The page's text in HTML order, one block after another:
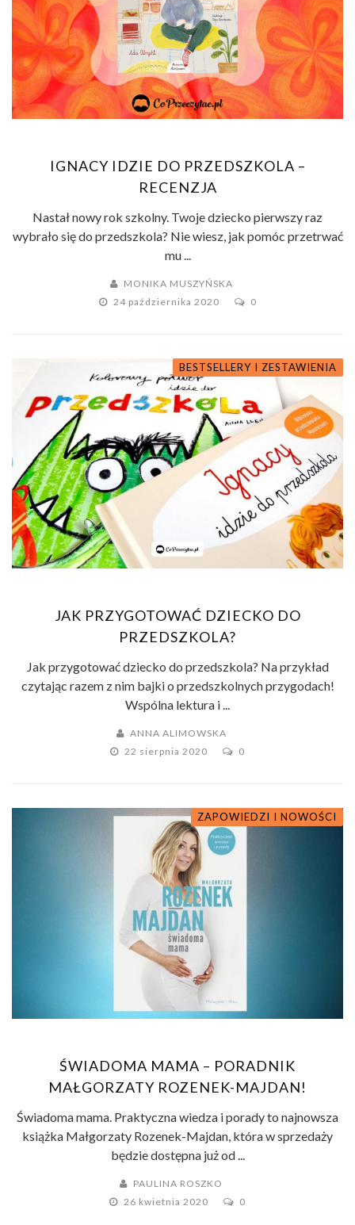
IGNACY IDZIE DO PRZEDSZKOLA –
RECENZJA
Nastał nowy rok szkolny. Twoje dziecko pierwszy raz
wybrało się do przedszkola? Nie wiesz, jak pomóc przetrwać
mu ...
MONIKA MUSZYŃSKA
24 października 2020
0
BESTSELLERY I ZESTAWIENIA
JAK PRZYGOTOWAĆ DZIECKO DO
PRZEDSZKOLA?
Jak przygotować dziecko do przedszkola? Na przykład
czytając razem z nim bajki o przedszkolnych przygodach!
Wspólna lektura i ...
ANNA ALIMOWSKA
22 sierpnia 2020
0
ZAPOWIEDZI I NOWOŚCI
ŚWIADOMA MAMA – PORADNIK
MAŁGORZATY ROZENEK-MAJDAN!
Świadoma mama. Praktyczna wiedza i porady to najnowsza
książka Małgorzaty Rozenek-Majdan, która w sprzedaży
będzie dostępna już od ...
PAULINA ROSZKO
26 kwietnia 2020
0